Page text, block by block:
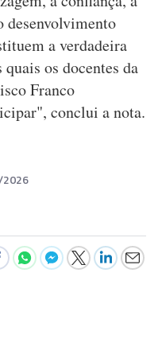
desenvolvimento
a verdadeira
os docentes da
Franco
conclui a nota.
2026